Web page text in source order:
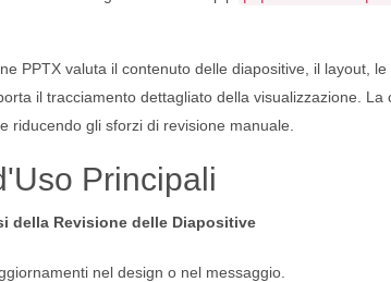
PPTX valuta il contenuto delle diapositive, il layout,
il tracciamento dettagliato della visualizzazione.
riducendo gli sforzi di revisione manuale.
Principali
della Revisione delle Diapositive
nel design o nel messaggio.